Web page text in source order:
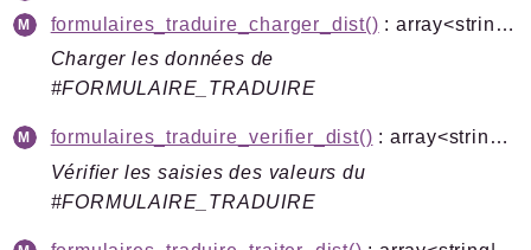
formulaires_traduire_charger_dist()
: array<string|int, mixed>|bool
Charger les données de
#FORMULAIRE_TRADUIRE
formulaires_traduire_verifier_dist()
: array<string|int, mixed>
Vérifier les saisies des valeurs du
#FORMULAIRE_TRADUIRE